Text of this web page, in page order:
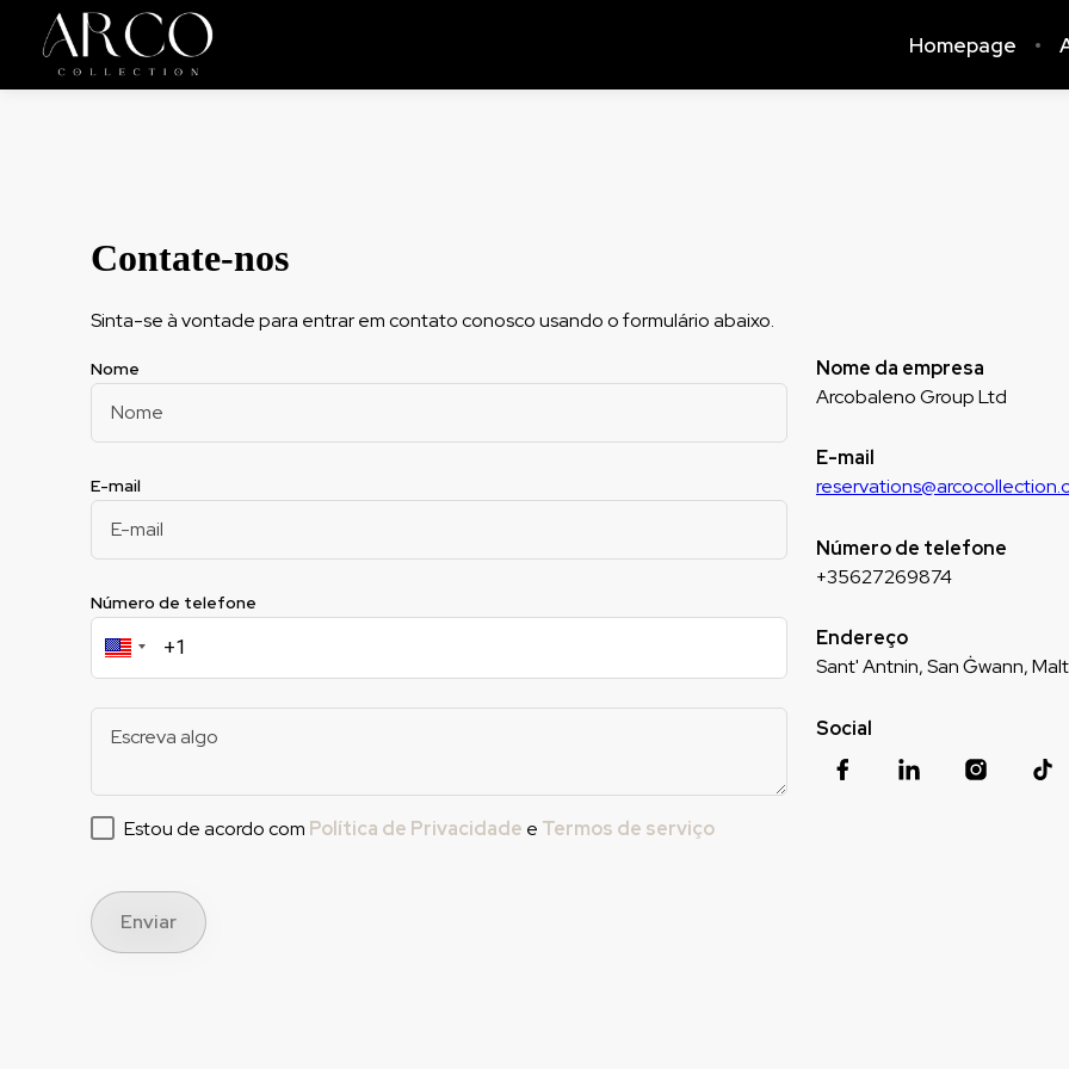
Homepage
Contate-nos
Sinta-se à vontade para entrar em contato conosco usando o formulário abaixo.
Nome
E-mail
Número de telefone
Nome da empresa
Arcobaleno Group Ltd
E-mail
Número de telefone
+35627269874
Endereço
Sant' Antnin, San Ġwann,
Social
Estou de acordo com Política de Privacidade e Termos de serviço
Enviar